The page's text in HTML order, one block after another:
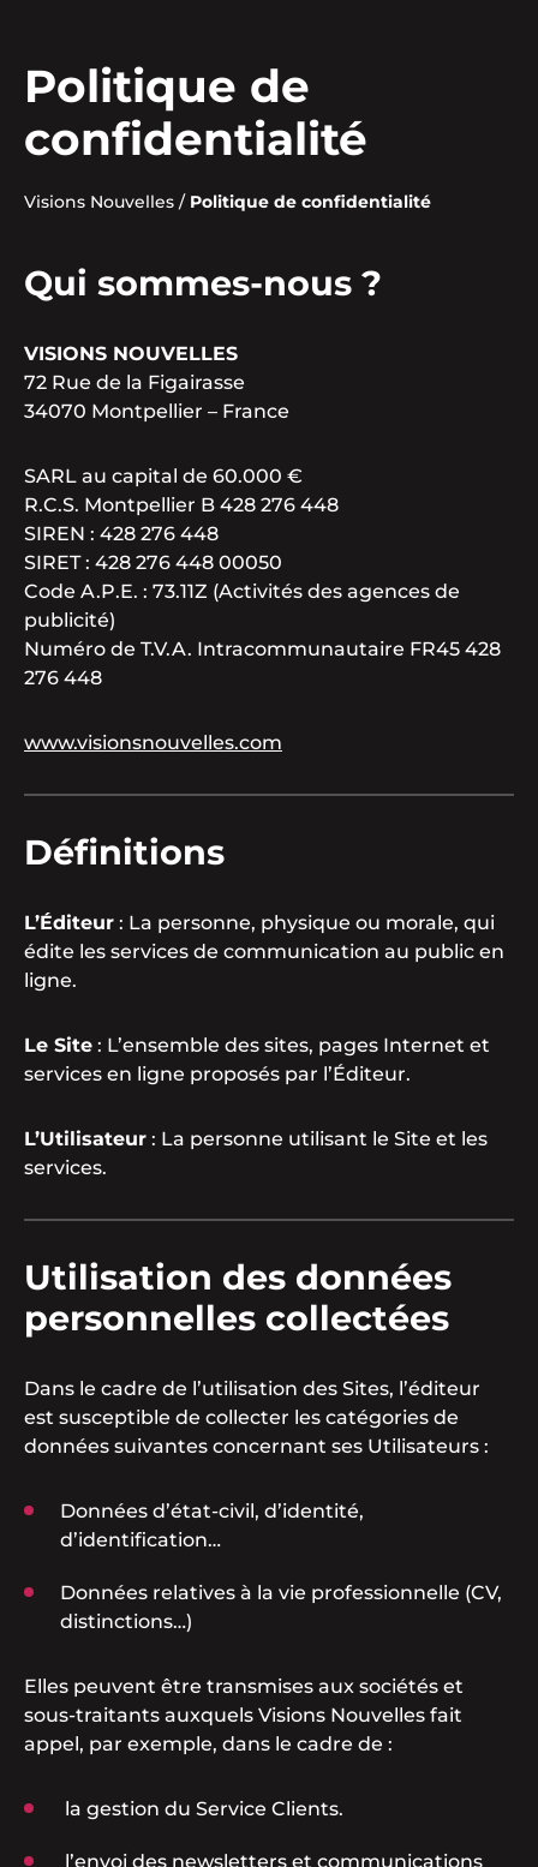
Politique de
confidentialité
Visions Nouvelles / Politique de confidentialité
Qui sommes-nous ?
VISIONS NOUVELLES
72 Rue de la Figairasse
34070 Montpellier – France
SARL au capital de 60.000 €
R.C.S. Montpellier B 428 276 448
SIREN : 428 276 448
SIRET : 428 276 448 00050
Code A.P.E. : 73.11Z (Activités des agences de
publicité)
Numéro de T.V.A. Intracommunautaire FR45 428
276 448
www.visionsnouvelles.com
Définitions
L’Éditeur : La personne, physique ou morale, qui
édite les services de communication au public en
ligne.
Le Site : L’ensemble des sites, pages Internet et
services en ligne proposés par l’Éditeur.
L’Utilisateur : La personne utilisant le Site et les
services.
Utilisation des données
personnelles collectées
Dans le cadre de l’utilisation des Sites, l’éditeur
est susceptible de collecter les catégories de
données suivantes concernant ses Utilisateurs :
Données d’état-civil, d’identité,
d’identification…
Données relatives à la vie professionnelle (CV,
distinctions…)
Elles peuvent être transmises aux sociétés et
sous-traitants auxquels Visions Nouvelles fait
appel, par exemple, dans le cadre de :
la gestion du Service Clients.
l’envoi des newsletters et communications